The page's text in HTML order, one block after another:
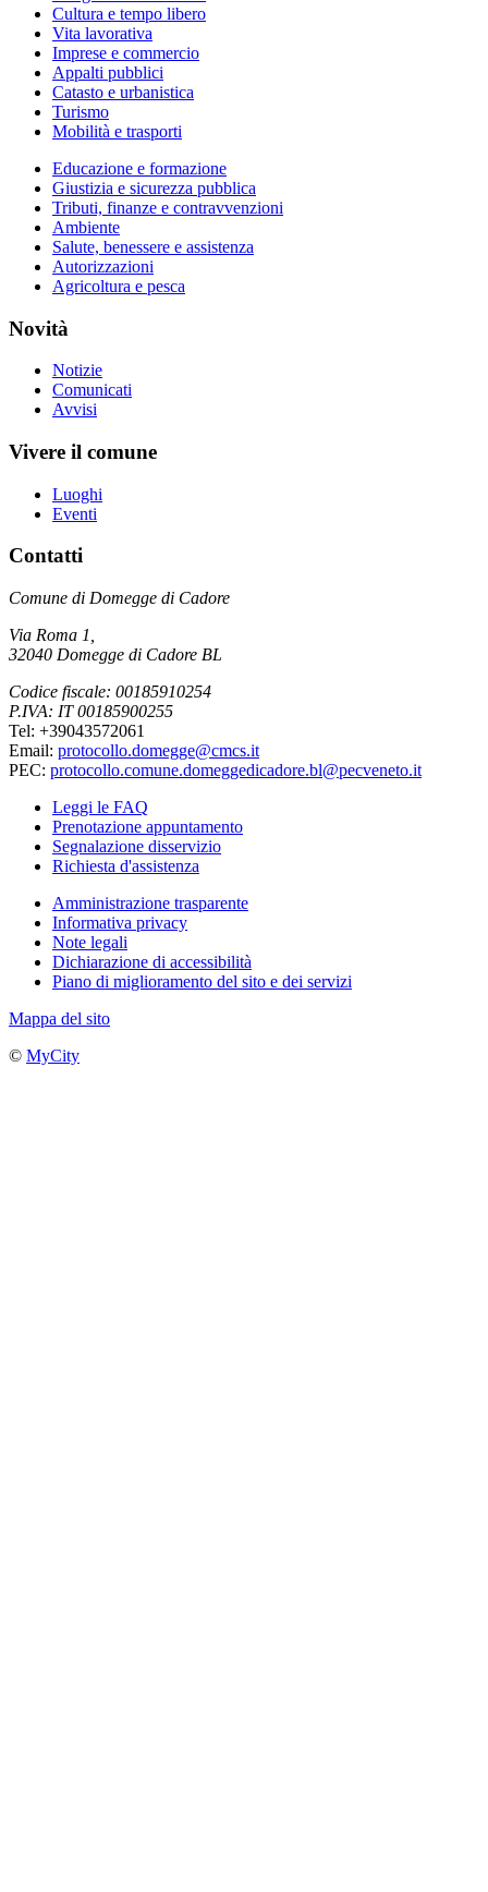
Cultura e tempo libero
Vita lavorativa
Imprese e commercio
Appalti pubblici
Catasto e urbanistica
Turismo
Mobilità e trasporti
Educazione e formazione
Giustizia e sicurezza pubblica
Tributi, finanze e contravvenzioni
Ambiente
Salute, benessere e assistenza
Autorizzazioni
Agricoltura e pesca
Novità
Notizie
Comunicati
Avvisi
Vivere il comune
Luoghi
Eventi
Contatti
Comune di Domegge di Cadore
Via Roma 1,
32040 Domegge di Cadore BL
Codice fiscale: 00185910254
P.IVA: IT 00185900255
Tel: +39043572061
Email: protocollo.domegge@cmcs.it
PEC: protocollo.comune.domeggedicadore.bl@pecveneto.it
Leggi le FAQ
Prenotazione appuntamento
Segnalazione disservizio
Richiesta d'assistenza
Amministrazione trasparente
Informativa privacy
Note legali
Dichiarazione di accessibilità
Piano di miglioramento del sito e dei servizi
Mappa del sito
© MyCity